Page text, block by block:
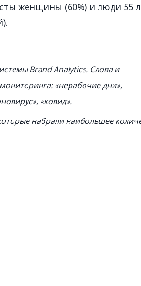
женщины (60%) и люди 55
Brand Analytics. Слова и
«нерабочие дни»,
«ковид».
набрали наибольшее